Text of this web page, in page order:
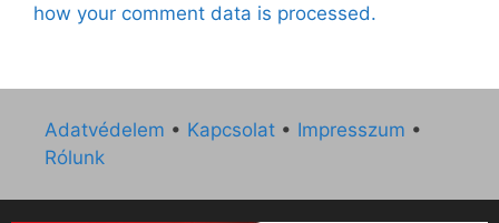
how your comment data is processed.
Adatvédelem • Kapcsolat • Impresszum •
Rólunk